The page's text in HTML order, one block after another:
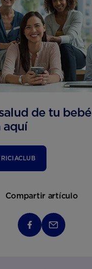
de tu bebé
aquí
Compartir artículo